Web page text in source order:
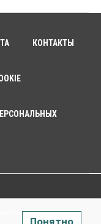
КОНТАКТЫ
«Новосибирск